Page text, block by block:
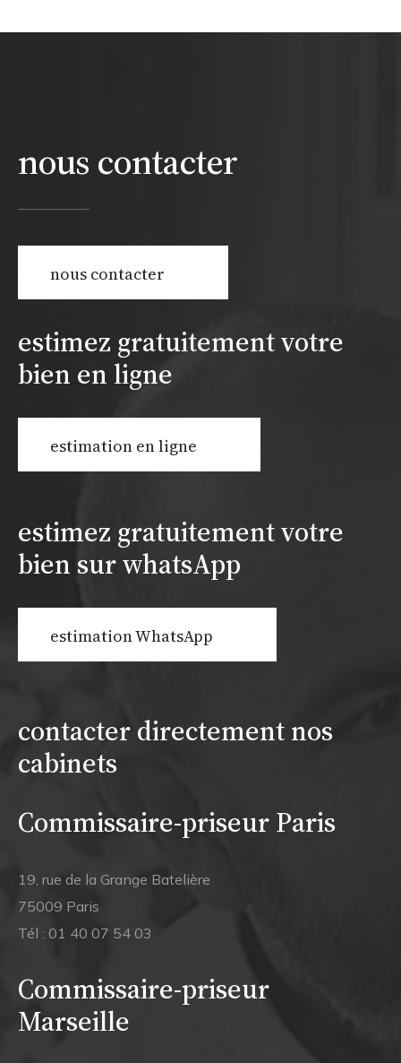
nous contacter
nous contacter
estimez gratuitement votre
bien en ligne
estimation en ligne
estimez gratuitement votre
bien sur whatsApp
estimation WhatsApp
contacter directement nos
cabinets
Commissaire-priseur Paris
19, rue de la Grange Batelière
75009 Paris
Tél : 01 40 07 54 03
Commissaire-priseur
Marseille